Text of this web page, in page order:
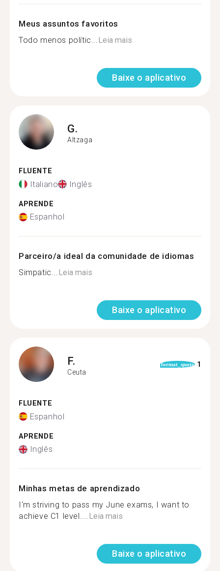
Meus assuntos favoritos
Todo menos polític...Leia mais
Baixe o aplicativo
G.
Altzaga
FLUENTE
Italiano Inglês
APRENDE
Espanhol
Parceiro/a ideal da comunidade de idiomas
Simpatic...Leia mais
Baixe o aplicativo
F.
Ceuta
format_quote 1
FLUENTE
Espanhol
APRENDE
Inglês
Minhas metas de aprendizado
I'm striving to pass my June exams, I want to
achieve C1 level....Leia mais
Baixe o aplicativo